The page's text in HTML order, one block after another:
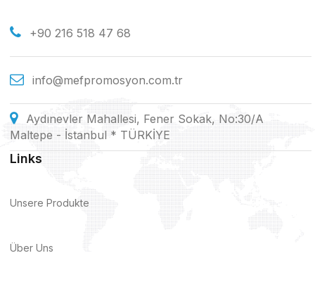
+90 216 518 47 68
info@mefpromosyon.com.tr
Aydınevler Mahallesi, Fener Sokak, No:30/A
Maltepe - İstanbul * TÜRKİYE
Links
Unsere Produkte
Über Uns